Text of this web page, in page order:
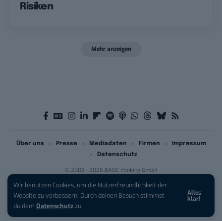
Wir benutzen Cookies, um die Nutzerfreundlichkeit der
Website zu verbessern. Durch deinen Besuch stimmst
du dem Datenschutzzu.
Alles
klar!
Risiken
Mehr anzeigen
© 2003 - 2026 BASIC thinking GmbH
Über uns Presse Mediadaten Firmen
Impressum
Datenschutz